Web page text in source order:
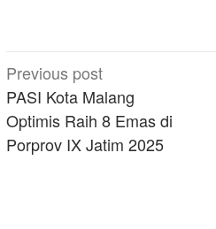
Post
navigation
Previous post
PASI Kota Malang
Optimis Raih 8 Emas di
Porprov IX Jatim 2025